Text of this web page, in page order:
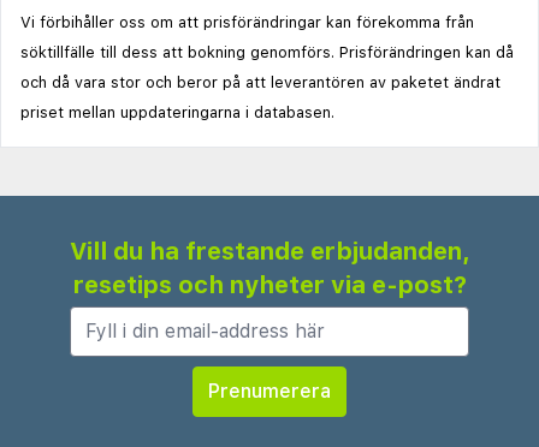
Vi förbihåller oss om att prisförändringar kan förekomma från
söktillfälle till dess att bokning genomförs. Prisförändringen kan då
och då vara stor och beror på att leverantören av paketet ändrat
priset mellan uppdateringarna i databasen.
Vill du ha frestande erbjudanden,
resetips och nyheter via e-post?